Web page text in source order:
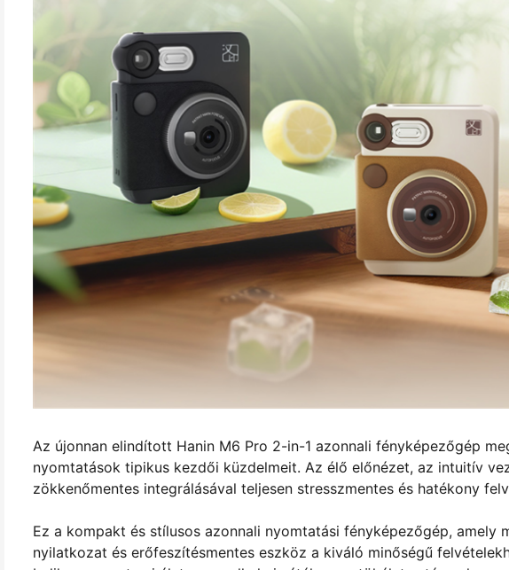
Az újonnan elindított Hanin M6 Pro 2-in-1 azonnali fényképezőgép
nyomtatások tipikus kezdői küzdelmeit. Az élő előnézet, az intuitív
zökkenőmentes integrálásával teljesen stresszmentes és hatékony
Ez a kompakt és stílusos azonnali nyomtatási fényképezőgép, amely
nyilatkozat és erőfeszítésmentes eszköz a kiváló minőségű